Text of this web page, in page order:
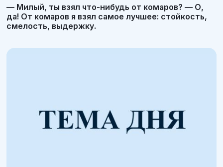
— Милый, ты взял что-нибудь от комаров? — О,
да! От комаров я взял самое лучшее: стойкость,
смелость, выдержку.